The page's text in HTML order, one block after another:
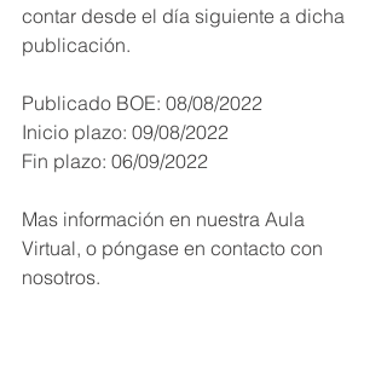
contar desde el día siguiente a dicha
publicación.
Publicado BOE: 08/08/2022
Inicio plazo: 09/08/2022
Fin plazo: 06/09/2022
Mas información en nuestra Aula
Virtual, o póngase en contacto con
nosotros.